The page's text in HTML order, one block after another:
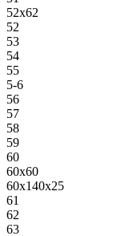
52х62
52
53
54
55
5-6
56
57
58
59
60
60х60
60х140х25
61
62
63